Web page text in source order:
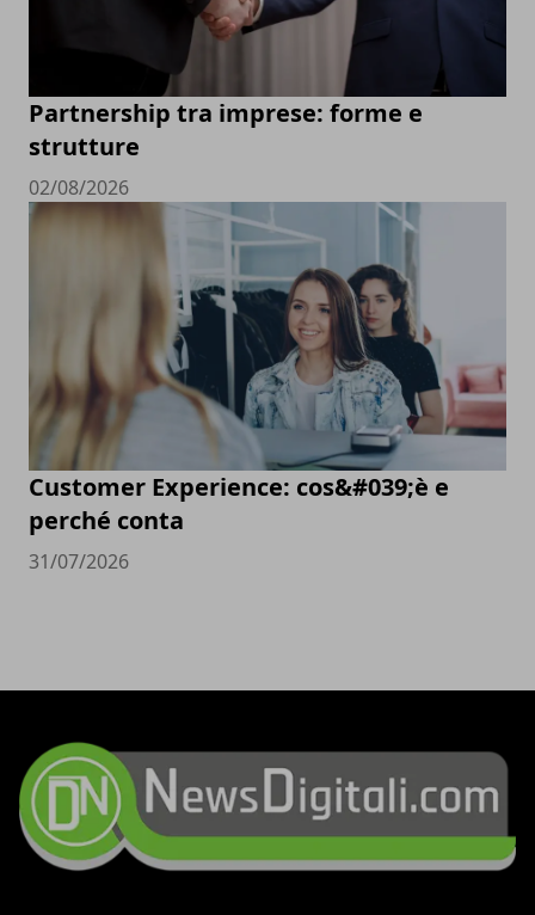
Partnership tra imprese: forme e
strutture
02/08/2026
Customer Experience: cos&#039;è e
perché conta
31/07/2026